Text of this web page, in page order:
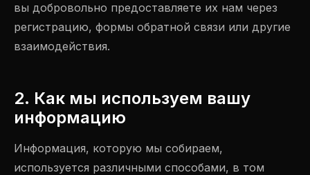
вы добровольно предоставляете их нам через
регистрацию, формы обратной связи или другие
взаимодействия.
2. Как мы используем вашу
информацию
Информация, которую мы собираем,
используется различными способами, в том